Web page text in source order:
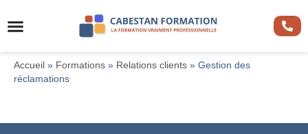
Accueil » Formations » Relations clients » Gestion des
réclamations